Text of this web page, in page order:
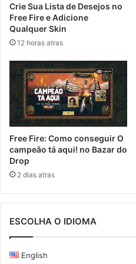
Crie Sua Lista de Desejos no
Free Fire e Adicione
Qualquer Skin
12 horas atras
Free Fire: Como conseguir O
campeão tá aqui! no Bazar do
Drop
2 dias atras
ESCOLHA O IDIOMA
English